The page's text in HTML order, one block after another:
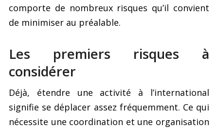
comporte de nombreux risques qu’il convient
de minimiser au préalable.
Les premiers risques à
considérer
Déjà, étendre une activité à l’international
signifie se déplacer assez fréquemment. Ce qui
nécessite une coordination et une organisation